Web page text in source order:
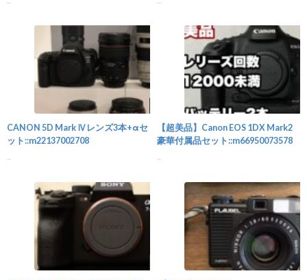
CANON 5D Mark Ⅳレンズ3本+αセ
ット::m22137002708
...
【超美品】Canon EOS 1DX Mark2
豪華付属品セット::m66950073578
...